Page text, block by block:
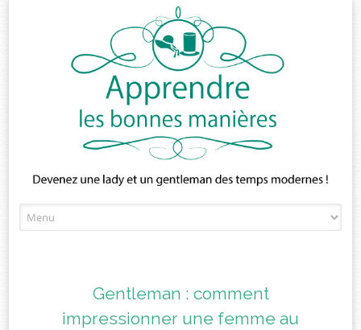
to
Gentleman : comment
impressionner une femme au